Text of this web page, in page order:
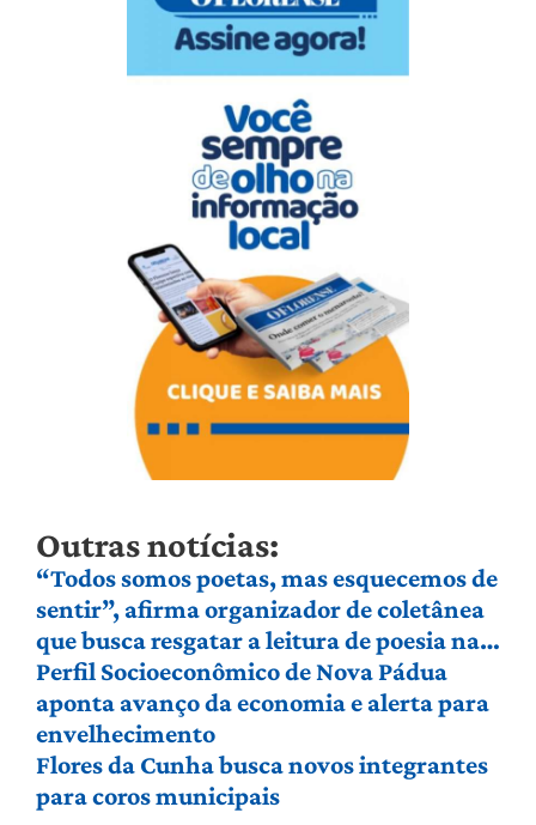
Outras notícias:
“Todos somos poetas, mas esquecemos de
sentir”, afirma organizador de coletânea
que busca resgatar a leitura de poesia na
Serra Gaúcha
Perfil Socioeconômico de Nova Pádua
aponta avanço da economia e alerta para
envelhecimento
Flores da Cunha busca novos integrantes
para coros municipais